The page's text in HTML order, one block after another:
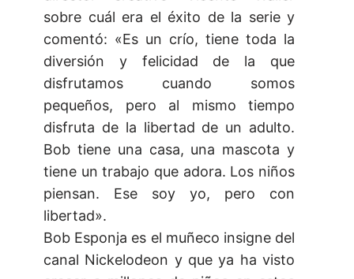
sobre cuál era el éxito de la serie y
comentó: «Es un crío, tiene toda la
diversión y felicidad de la que
disfrutamos cuando somos
pequeños, pero al mismo tiempo
disfruta de la libertad de un adulto.
Bob tiene una casa, una mascota y
tiene un trabajo que adora. Los niños
piensan. Ese soy yo, pero con
libertad».
Bob Esponja es el muñeco insigne del
canal Nickelodeon y que ya ha visto